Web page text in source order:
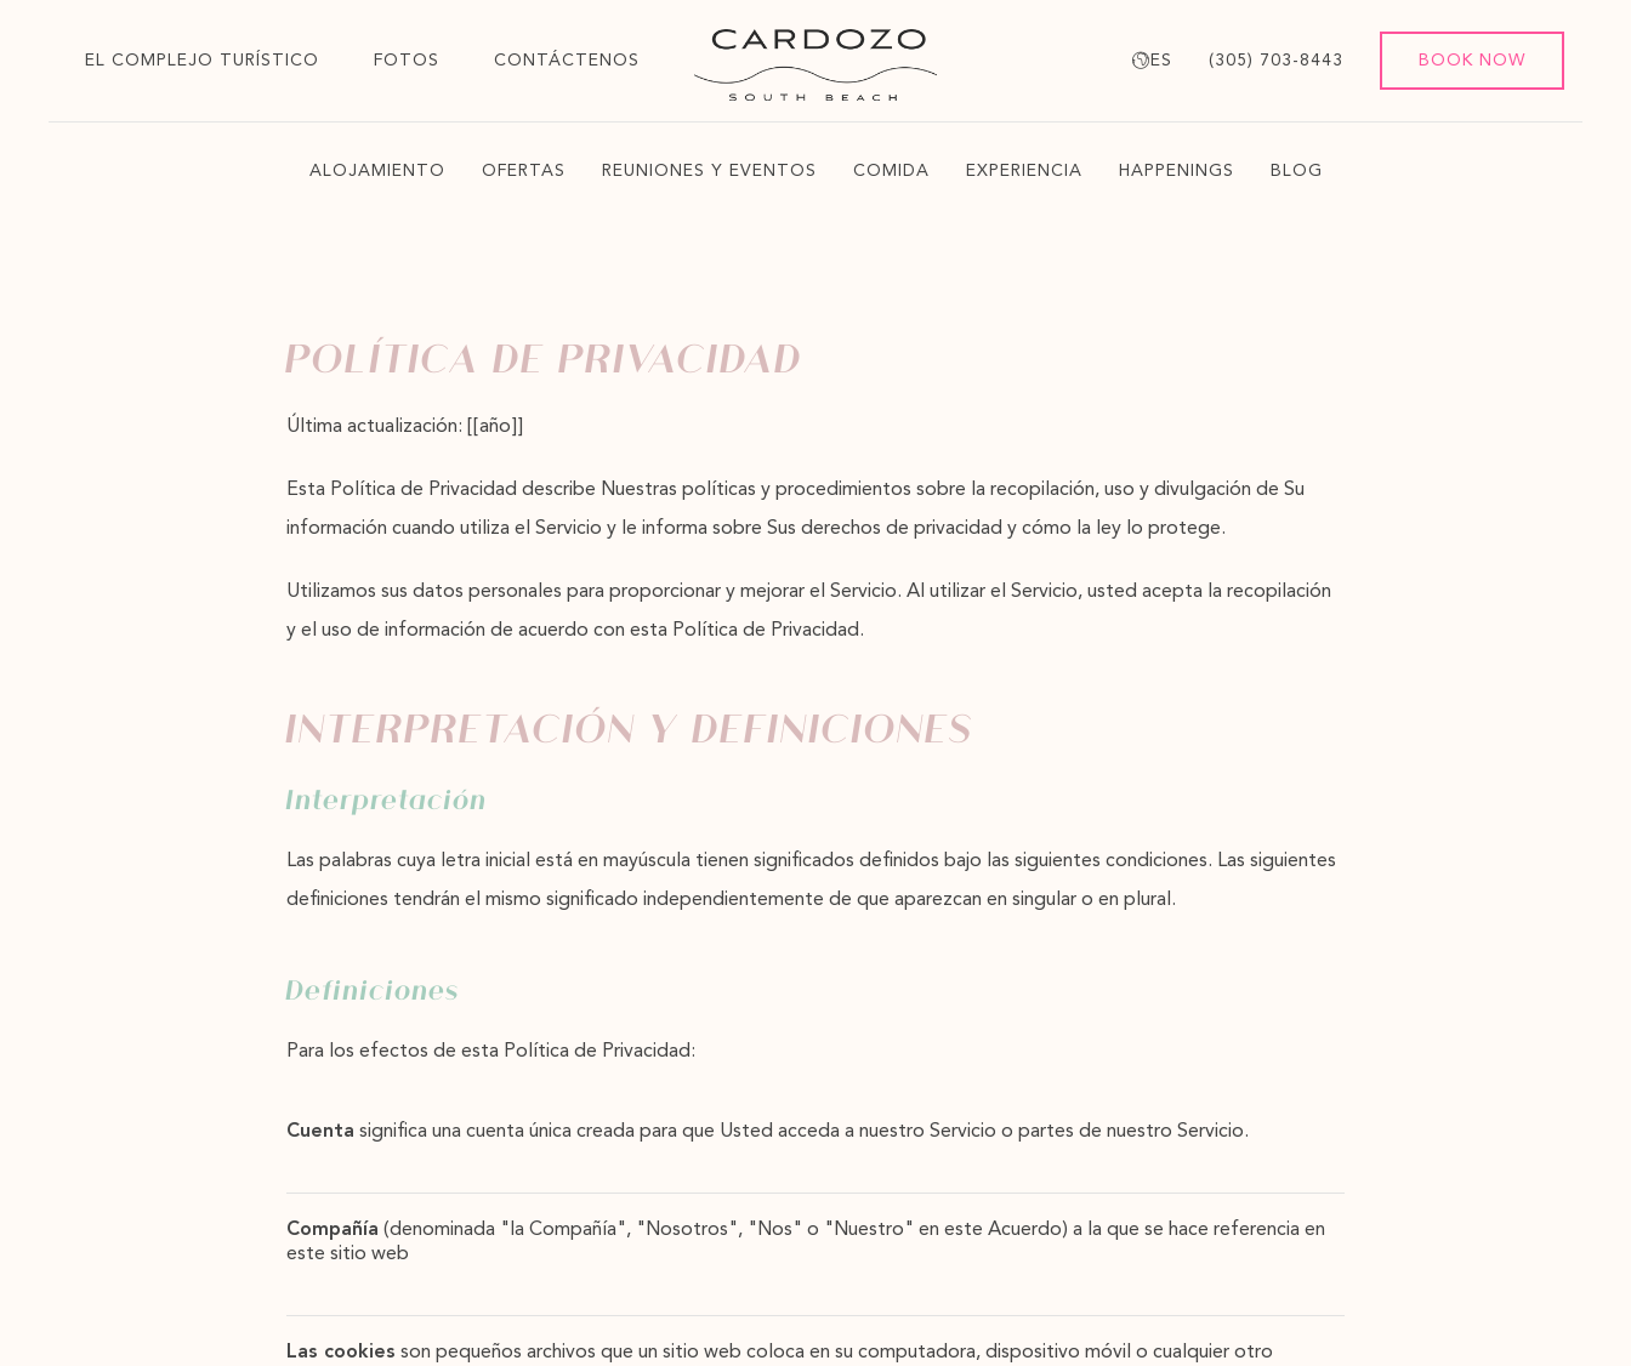
EL COMPLEJO TURÍSTICO FOTOS CONTÁCTENOS ES (305) 703-8443 BOOK NOW
ALOJAMIENTO OFERTAS REUNIONES Y EVENTOS COMIDA EXPERIENCIA HAPPENINGS BLOG
POLÍTICA DE PRIVACIDAD
Última actualización: [[año]]
Esta Política de Privacidad describe Nuestras políticas y procedimientos sobre la recopilación, uso y divulgación de Su
información cuando utiliza el Servicio y le informa sobre Sus derechos de privacidad y cómo la ley lo protege.
Utilizamos sus datos personales para proporcionar y mejorar el Servicio. Al utilizar el Servicio, usted acepta la recopilación
y el uso de información de acuerdo con esta Política de Privacidad.
INTERPRETACIÓN Y DEFINICIONES
Interpretación
Las palabras cuya letra inicial está en mayúscula tienen significados definidos bajo las siguientes condiciones. Las siguientes
definiciones tendrán el mismo significado independientemente de que aparezcan en singular o en plural.
Definiciones
Para los efectos de esta Política de Privacidad:
Cuenta significa una cuenta única creada para que Usted acceda a nuestro Servicio o partes de nuestro Servicio.
Compañía (denominada "la Compañía", "Nosotros", "Nos" o "Nuestro" en este Acuerdo) a la que se hace referencia en
este sitio web
Las cookies son pequeños archivos que un sitio web coloca en su computadora, dispositivo móvil o cualquier otro